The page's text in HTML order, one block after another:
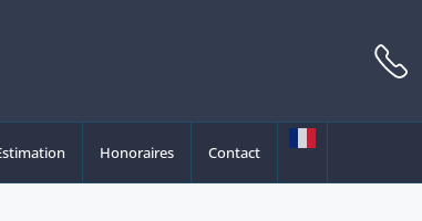
Honoraires Contact